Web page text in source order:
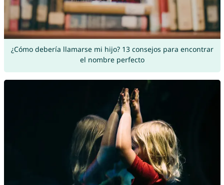
¿Cómo debería llamarse mi hijo? 13 consejos para encontrar
el nombre perfecto